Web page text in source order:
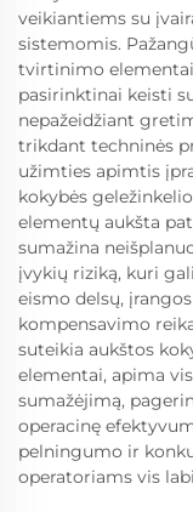
veikiantiems su
sistemomis.
tvirtinimo
pasirinktinai keisti
nepažeidžiant
trikdant techninės
užimties apimtis
kokybės
elementų aukšta
sumažina
įvykių riziką, kuri
eismo delsų,
kompensavimo
suteikia aukštos
elementai, apima
sumažėjimą,
operacinę
pelningumo ir
operatoriams vis